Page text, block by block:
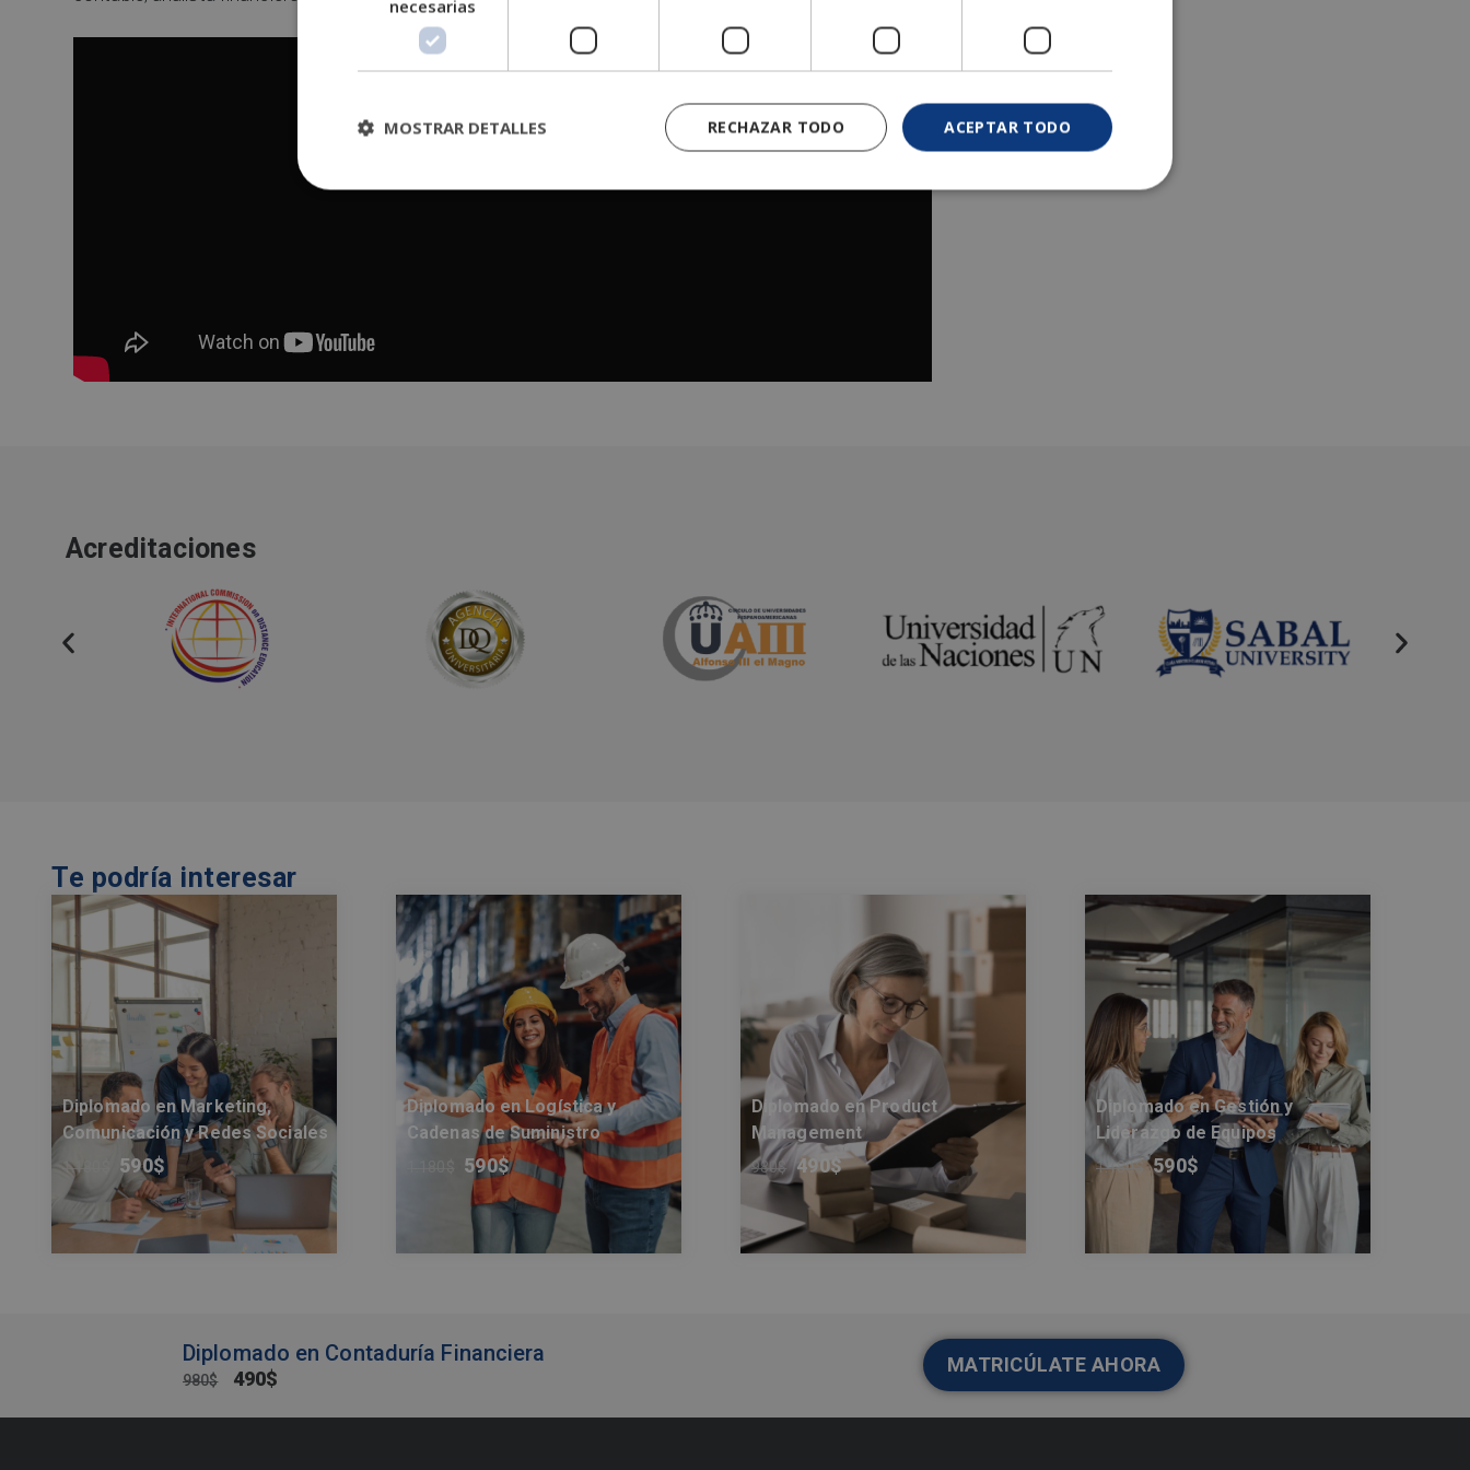
Acreditaciones
Te podría interesar
Diplomado en Marketing,
Comunicación y Redes Sociales
1.180 590$
Diplomado en Logística y
Cadenas de Suministro
590$
Diplomado en Product
Management
980$ 490$
Diplomado en Gestión y
Liderazgo de Equipos
1.180$ 590$
Diplomado en Contaduría Financiera
980$ 490$
MATRICÚLATE AHORA
necesarias
ACEPTAR TODO
RECHAZAR TODO
MOSTRAR DETALLES